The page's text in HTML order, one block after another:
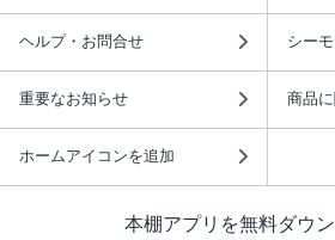
ヘルプ・お問合せ シー
重要なお知らせ 商品
ホームアイコンを追加
本棚アプリを無料ダウン